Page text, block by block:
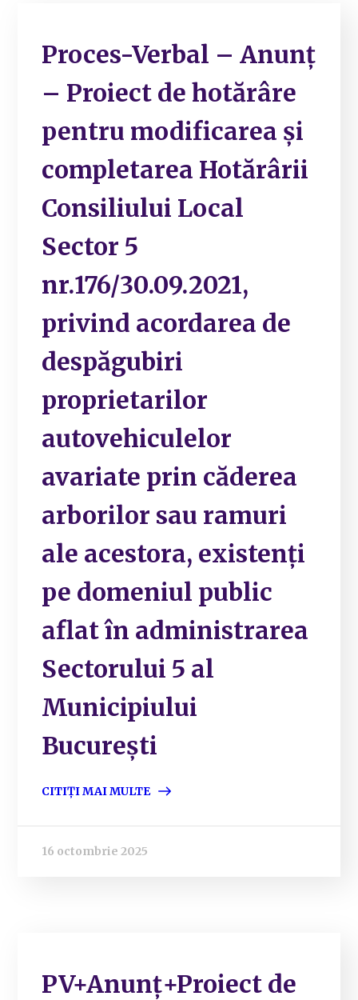
Proces-Verbal – Anunț
– Proiect de hotărâre
pentru modificarea și
completarea Hotărârii
Consiliului Local
Sector 5
nr.176/30.09.2021,
privind acordarea de
despăgubiri
proprietarilor
autovehiculelor
avariate prin căderea
arborilor sau ramuri
ale acestora, existenți
pe domeniul public
aflat în administrarea
Sectorului 5 al
Municipiului
București
CITIȚI MAI MULTE
16 octombrie 2025
PV+Anunț+Proiect de